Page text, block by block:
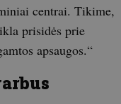
centrai. Tikime,
prisidės prie
apsaugos.“